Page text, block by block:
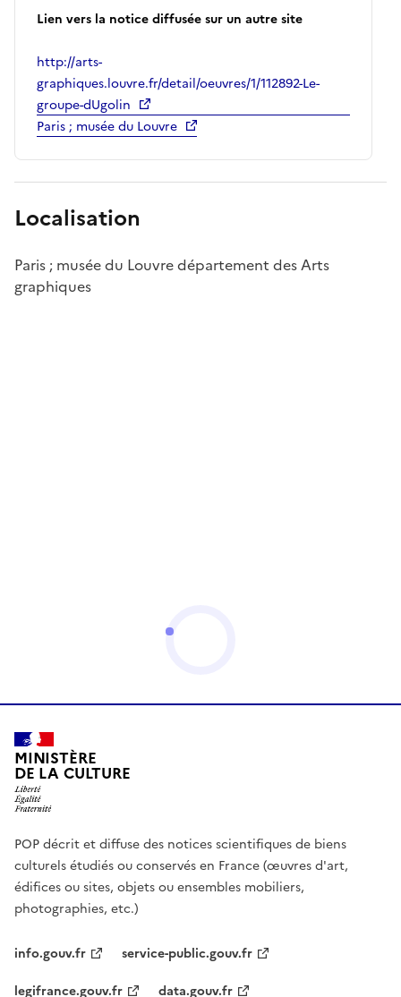
Lien vers la notice diffusée sur un autre site
http://arts-
graphiques.louvre.fr/detail/oeuvres/1/112892-Le-
groupe-dUgolin
Paris ; musée du Louvre
Localisation
Paris ; musée du Louvre département des Arts
graphiques
MINISTÈRE
DE LA CULTURE
POP décrit et diffuse des notices scientifiques de biens
culturels étudiés ou conservés en France (œuvres d'art,
édifices ou sites, objets ou ensembles mobiliers,
photographies, etc.)
info.gouv.fr
service-public.gouv.fr
legifrance.gouv.fr
data.gouv.fr